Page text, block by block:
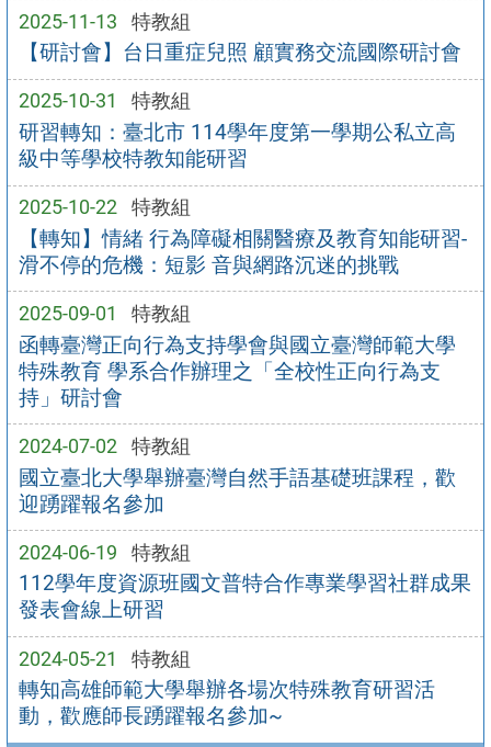
2025-11-13 特教組
【研討會】台日重症兒照 顧實務交流國際研討會
2025-10-31 特教組
研習轉知：臺北市 114學年度第一學期公私立高
級中等學校特教知能研習
2025-10-22 特教組
【轉知】情緒 行為障礙相關醫療及教育知能研習-
滑不停的危機：短影 音與網路沉迷的挑戰
2025-09-01 特教組
函轉臺灣正向行為支持學會與國立臺灣師範大學
特殊教育 學系合作辦理之「全校性正向行為支
持」研討會
2024-07-02 特教組
國立臺北大學舉辦臺灣自然手語基礎班課程，歡
迎踴躍報名參加
2024-06-19 特教組
112學年度資源班國文普特合作專業學習社群成果
發表會線上研習
2024-05-21 特教組
轉知高雄師範大學舉辦各場次特殊教育研習活
動，歡應師長踴躍報名參加~